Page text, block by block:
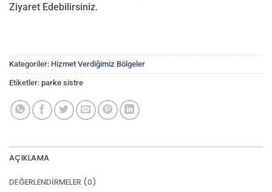
Ziyaret Edebilirsiniz.
Kategoriler: Hizmet Verdiğimiz Bölgeler
Etiketler: parke sistre
AÇIKLAMA
DEĞERLENDIRMELER (0)